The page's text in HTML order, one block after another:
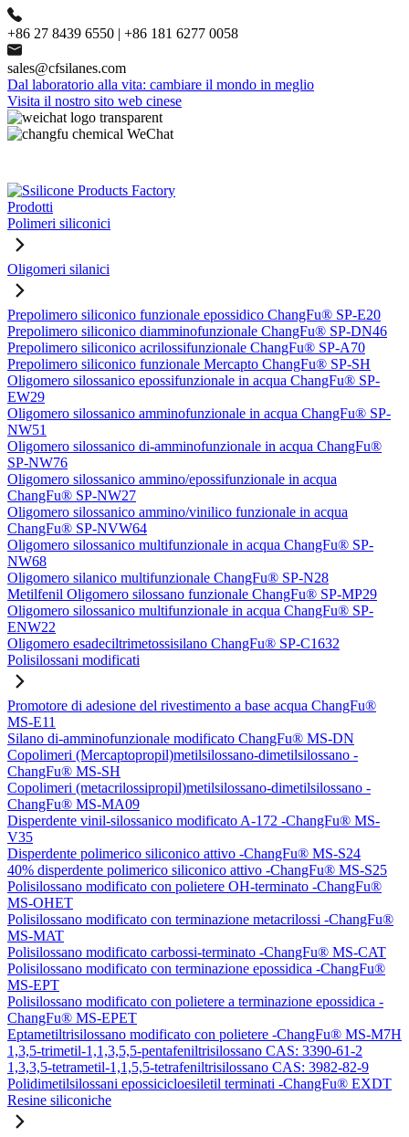
+86 27 8439 6550 | +86 181 6277 0058
sales@cfsilanes.com
Dal laboratorio alla vita: cambiare il mondo in meglio
Visita il nostro sito web cinese
Prodotti
Polimeri siliconici
Oligomeri silanici
Prepolimero siliconico funzionale epossidico ChangFu® SP-E20
Prepolimero siliconico diamminofunzionale ChangFu® SP-DN46
Prepolimero siliconico acrilossifunzionale ChangFu® SP-A70
Prepolimero siliconico funzionale Mercapto ChangFu® SP-SH
Oligomero silossanico epossifunzionale in acqua ChangFu® SP-
EW29
Oligomero silossanico amminofunzionale in acqua ChangFu® SP-
NW51
Oligomero silossanico di-amminofunzionale in acqua ChangFu®
SP-NW76
Oligomero silossanico ammino/epossifunzionale in acqua
ChangFu® SP-NW27
Oligomero silossanico ammino/vinilico funzionale in acqua
ChangFu® SP-NVW64
Oligomero silossanico multifunzionale in acqua ChangFu® SP-
NW68
Oligomero silanico multifunzionale ChangFu® SP-N28
Metilfenil Oligomero silossano funzionale ChangFu® SP-MP29
Oligomero silossanico multifunzionale in acqua ChangFu® SP-
ENW22
Oligomero esadeciltrimetossisilano ChangFu® SP-C1632
Polisilossani modificati
Promotore di adesione del rivestimento a base acqua ChangFu®
MS-E11
Silano di-amminofunzionale modificato ChangFu® MS-DN
Copolimeri (Mercaptopropil)metilsilossano-dimetilsilossano -
ChangFu® MS-SH
Copolimeri (metacrilossipropil)metilsilossano-dimetilsilossano -
ChangFu® MS-MA09
Disperdente vinil-silossanico modificato A-172 -ChangFu® MS-
V35
Disperdente polimerico siliconico attivo -ChangFu® MS-S24
40% disperdente polimerico siliconico attivo -ChangFu® MS-S25
Polisilossano modificato con polietere OH-terminato -ChangFu®
MS-OHET
Polisilossano modificato con terminazione metacrilossi -ChangFu®
MS-MAT
Polisilossano modificato carbossi-terminato -ChangFu® MS-CAT
Polisilossano modificato con terminazione epossidica -ChangFu®
MS-EPT
Polisilossano modificato con polietere a terminazione epossidica -
ChangFu® MS-EPET
Eptametiltrisilossano modificato con polietere -ChangFu® MS-M7H
1,3,5-trimetil-1,1,3,5,5-pentafeniltrisilossano CAS: 3390-61-2
1,3,3,5-tetrametil-1,1,5,5-tetrafeniltrisilossano CAS: 3982-82-9
Polidimetilsilossani epossicicloesiletil terminati -ChangFu® EXDT
Resine siliconiche